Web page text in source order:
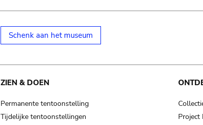
Schenk aan het museum
ZIEN & DOEN
Permanente tentoonstelling
Tijdelijke tentoonstellingen
Project